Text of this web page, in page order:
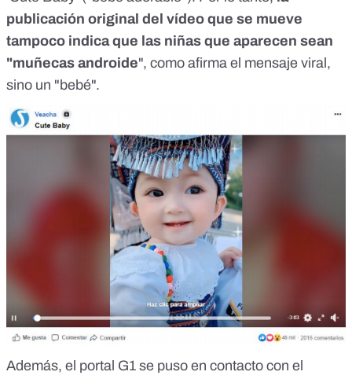
publicación original del vídeo que se mueve
tampoco indica que las niñas que aparecen sean
"muñecas androide", como afirma el mensaje viral,
sino un "bebé".
Además, el portal G1 se puso en contacto con el